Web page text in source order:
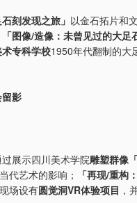
刻发现之旅」 以金石拓片和
「图像/造像：未曾见过的大足
专科学校1950年代翻制的大
影
展示四川美术学院雕塑群像
代艺术的影响；
「再现/重构
现场设有圆觉洞VR体验项目 ，